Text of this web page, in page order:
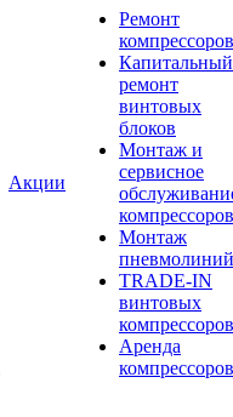
Акции
Ремонт
компрессоров
Капитальный
ремонт
винтовых
блоков
Монтаж и
сервисное
компрессоров
Монтаж
пневмолиний
TRADE-IN
винтовых
компрессоров
Аренда
компрессоров